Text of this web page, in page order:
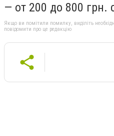
— от 200 до 800 грн.
Якщо ви помітили помилку, виділіть
повідомити про це редакцію